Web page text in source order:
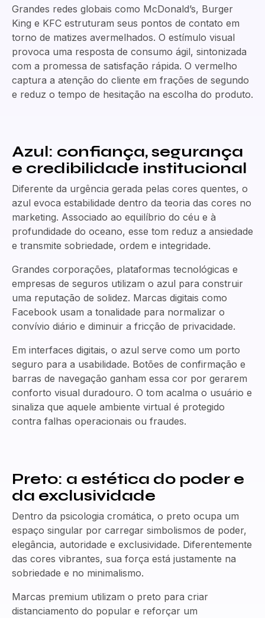
Grandes redes globais como McDonald’s, Burger
King e KFC estruturam seus pontos de contato em
torno de matizes avermelhados. O estímulo visual
provoca uma resposta de consumo ágil, sintonizada
com a promessa de satisfação rápida. O vermelho
captura a atenção do cliente em frações de segundo
e reduz o tempo de hesitação na escolha do produto.
Azul: confiança, segurança
e credibilidade institucional
Diferente da urgência gerada pelas cores quentes, o
azul evoca estabilidade dentro da teoria das cores no
marketing. Associado ao equilíbrio do céu e à
profundidade do oceano, esse tom reduz a ansiedade
e transmite sobriedade, ordem e integridade.
Grandes corporações, plataformas tecnológicas e
empresas de seguros utilizam o azul para construir
uma reputação de solidez. Marcas digitais como
Facebook usam a tonalidade para normalizar o
convívio diário e diminuir a fricção de privacidade.
Em interfaces digitais, o azul serve como um porto
seguro para a usabilidade. Botões de confirmação e
barras de navegação ganham essa cor por gerarem
conforto visual duradouro. O tom acalma o usuário e
sinaliza que aquele ambiente virtual é protegido
contra falhas operacionais ou fraudes.
Preto: a estética do poder e
da exclusividade
Dentro da psicologia cromática, o preto ocupa um
espaço singular por carregar simbolismos de poder,
elegância, autoridade e exclusividade. Diferentemente
das cores vibrantes, sua força está justamente na
sobriedade e no minimalismo.
Marcas premium utilizam o preto para criar
distanciamento do popular e reforçar um